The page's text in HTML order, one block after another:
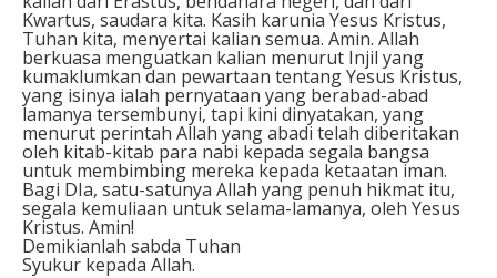
Kwartus, saudara kita. Kasih karunia Yesus Kristus,
Tuhan kita, menyertai kalian semua. Amin. Allah
berkuasa menguatkan kalian menurut Injil yang
kumaklumkan dan pewartaan tentang Yesus Kristus,
yang isinya ialah pernyataan yang berabad-abad
lamanya tersembunyi, tapi kini dinyatakan, yang
menurut perintah Allah yang abadi telah diberitakan
oleh kitab-kitab para nabi kepada segala bangsa
untuk membimbing mereka kepada ketaatan iman.
Bagi DIa, satu-satunya Allah yang penuh hikmat itu,
segala kemuliaan untuk selama-lamanya, oleh Yesus
Kristus. Amin!
Demikianlah sabda Tuhan
Syukur kepada Allah.